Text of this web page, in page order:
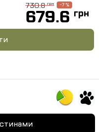
730.8грн -7 %
679.6 грн